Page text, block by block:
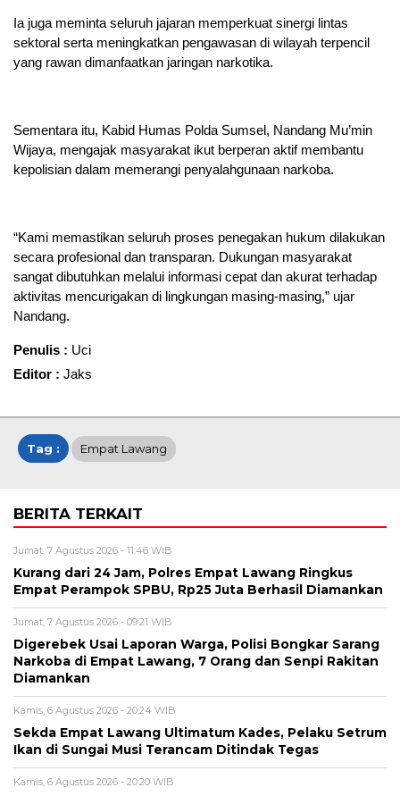
Ia juga meminta seluruh jajaran memperkuat sinergi lintas
sektoral serta meningkatkan pengawasan di wilayah terpencil
yang rawan dimanfaatkan jaringan narkotika.
Sementara itu, Kabid Humas Polda Sumsel, Nandang Mu’min
Wijaya, mengajak masyarakat ikut berperan aktif membantu
kepolisian dalam memerangi penyalahgunaan narkoba.
“Kami memastikan seluruh proses penegakan hukum dilakukan
secara profesional dan transparan. Dukungan masyarakat
sangat dibutuhkan melalui informasi cepat dan akurat terhadap
aktivitas mencurigakan di lingkungan masing-masing,” ujar
Nandang.
Penulis : Uci
Editor : Jaks
Tag : Empat Lawang
BERITA TERKAIT
Jumat, 7 Agustus 2026 - 11:46 WIB
Kurang dari 24 Jam, Polres Empat Lawang Ringkus
Empat Perampok SPBU, Rp25 Juta Berhasil Diamankan
Jumat, 7 Agustus 2026 - 09:21 WIB
Digerebek Usai Laporan Warga, Polisi Bongkar Sarang
Narkoba di Empat Lawang, 7 Orang dan Senpi Rakitan
Diamankan
Kamis, 6 Agustus 2026 - 20:24 WIB
Sekda Empat Lawang Ultimatum Kades, Pelaku Setrum
Ikan di Sungai Musi Terancam Ditindak Tegas
Kamis, 6 Agustus 2026 - 20:20 WIB